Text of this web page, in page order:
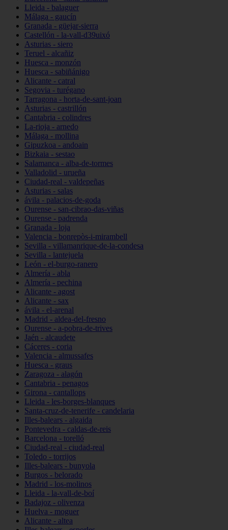
Lleida - balaguer
Málaga - gaucín
Granada - güejar-sierra
Castellón - la-vall-d39uixó
Asturias - siero
Teruel - alcañiz
Huesca - monzón
Huesca - sabiñánigo
Alicante - catral
Segovia - turégano
Tarragona - horta-de-sant-joan
Asturias - castrillón
Cantabria - colindres
La-rioja - arnedo
Málaga - mollina
Gipuzkoa - andoain
Bizkaia - sestao
Salamanca - alba-de-tormes
Valladolid - urueña
Ciudad-real - valdepeñas
Asturias - salas
ávila - palacios-de-goda
Ourense - san-cibrao-das-viñas
Ourense - padrenda
Granada - loja
Valencia - bonrepòs-i-mirambell
Sevilla - villamanrique-de-la-condesa
Sevilla - lantejuela
León - el-burgo-ranero
Almería - abla
Almería - pechina
Alicante - agost
Alicante - sax
ávila - el-arenal
Madrid - aldea-del-fresno
Ourense - a-pobra-de-trives
Jaén - alcaudete
Cáceres - coria
Valencia - almussafes
Huesca - graus
Zaragoza - alagón
Cantabria - penagos
Girona - cantallops
Lleida - les-borges-blanques
Santa-cruz-de-tenerife - candelaria
Illes-balears - algaida
Pontevedra - caldas-de-reis
Barcelona - torelló
Ciudad-real - ciudad-real
Toledo - torrijos
Illes-balears - bunyola
Burgos - belorado
Madrid - los-molinos
Lleida - la-vall-de-boí
Badajoz - olivenza
Huelva - moguer
Alicante - altea